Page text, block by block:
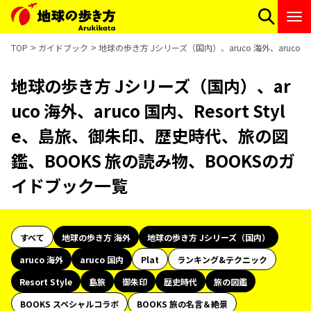
TOP ガイドブック 地球の歩き方 Jシリーズ（国内）、aruco 海外、aruco
地球の歩き方 Jシリーズ（国内）、ar
uco 海外、aruco 国内、Resort Styl
e、島旅、御朱印、歴史時代、旅の図
鑑、BOOKS 旅の読み物、BOOKSのガ
イドブック一覧
すべて 地球の歩き方 海外
地球の歩き方 Jシリーズ（国内）
aruco 海外
aruco 国内 Plat
ランキング&テクニック
Resort Style
島旅 御朱印 歴史時代
旅の図鑑
BOOKS スペシャルコラボ
BOOKS 旅の名言＆絶景